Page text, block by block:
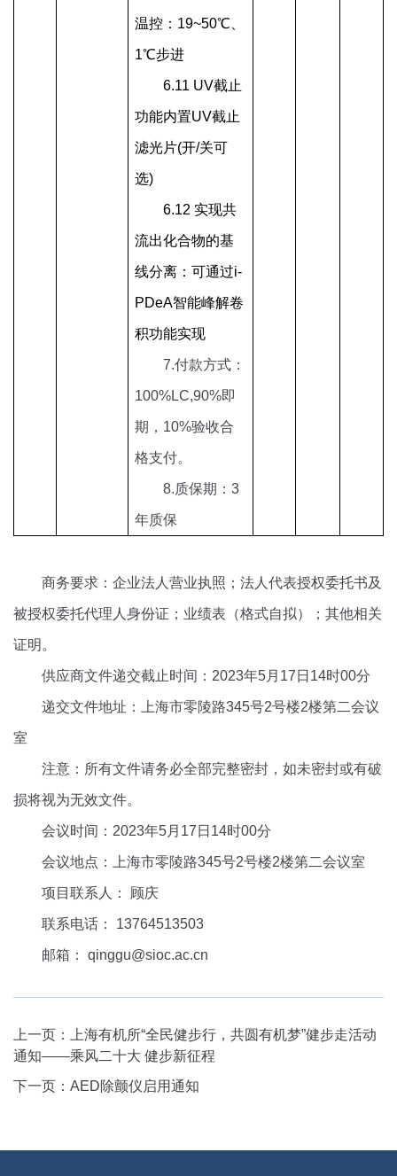
温控：19~50℃
1℃步进
6.11 UV截止
功能内置UV截止
滤光片(开/关可
选)
6.12 实现共
流出化合物的基
线分离：可通过i-
PDeA智能峰解卷
积功能实现
7.付款方式：
100%LC,90%即
期， 10%验收合
格支付。
8.质保期：3
年质保
商务要求： 企业法人营业执照；法人代表授权委托书及
被授权委托代理人身份证；业绩表（格式自拟）；其他相关
证明。
供应商文件递交截止时间： 2023年5月17日14时00分
递交文件地址：上海市零陵路345号2号楼2楼第二会议
室
注意：所有文件请务必全部完整密封，如未密封或有破
损将视为无效文件。
会议时间： 2023年5月17日14时00分
会议地点：上海市零陵路345号2号楼2楼第二会议室
项目联系人： 顾庆
联系电话： 13764513503
邮箱： qinggu@sioc.ac.cn
上一页：
上海有机所“全民健步行，共圆有机梦”健步走活动
通知——乘风二十大 健步新征程
下一页： AED除颤仪启用通知